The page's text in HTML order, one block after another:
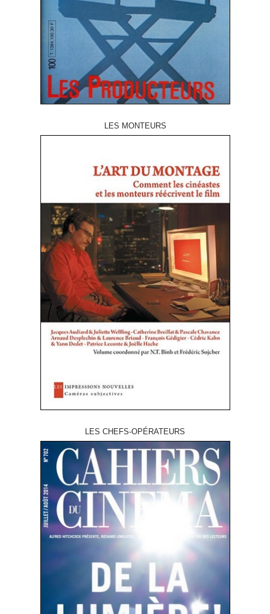
LES MONTEURS
LES CHEFS-OPÉRATEURS